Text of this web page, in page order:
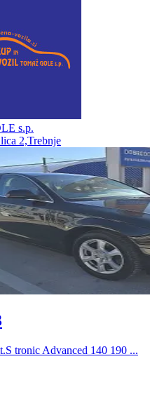
s.p.
2,Trebnje
tronic Advanced 140 190 ...